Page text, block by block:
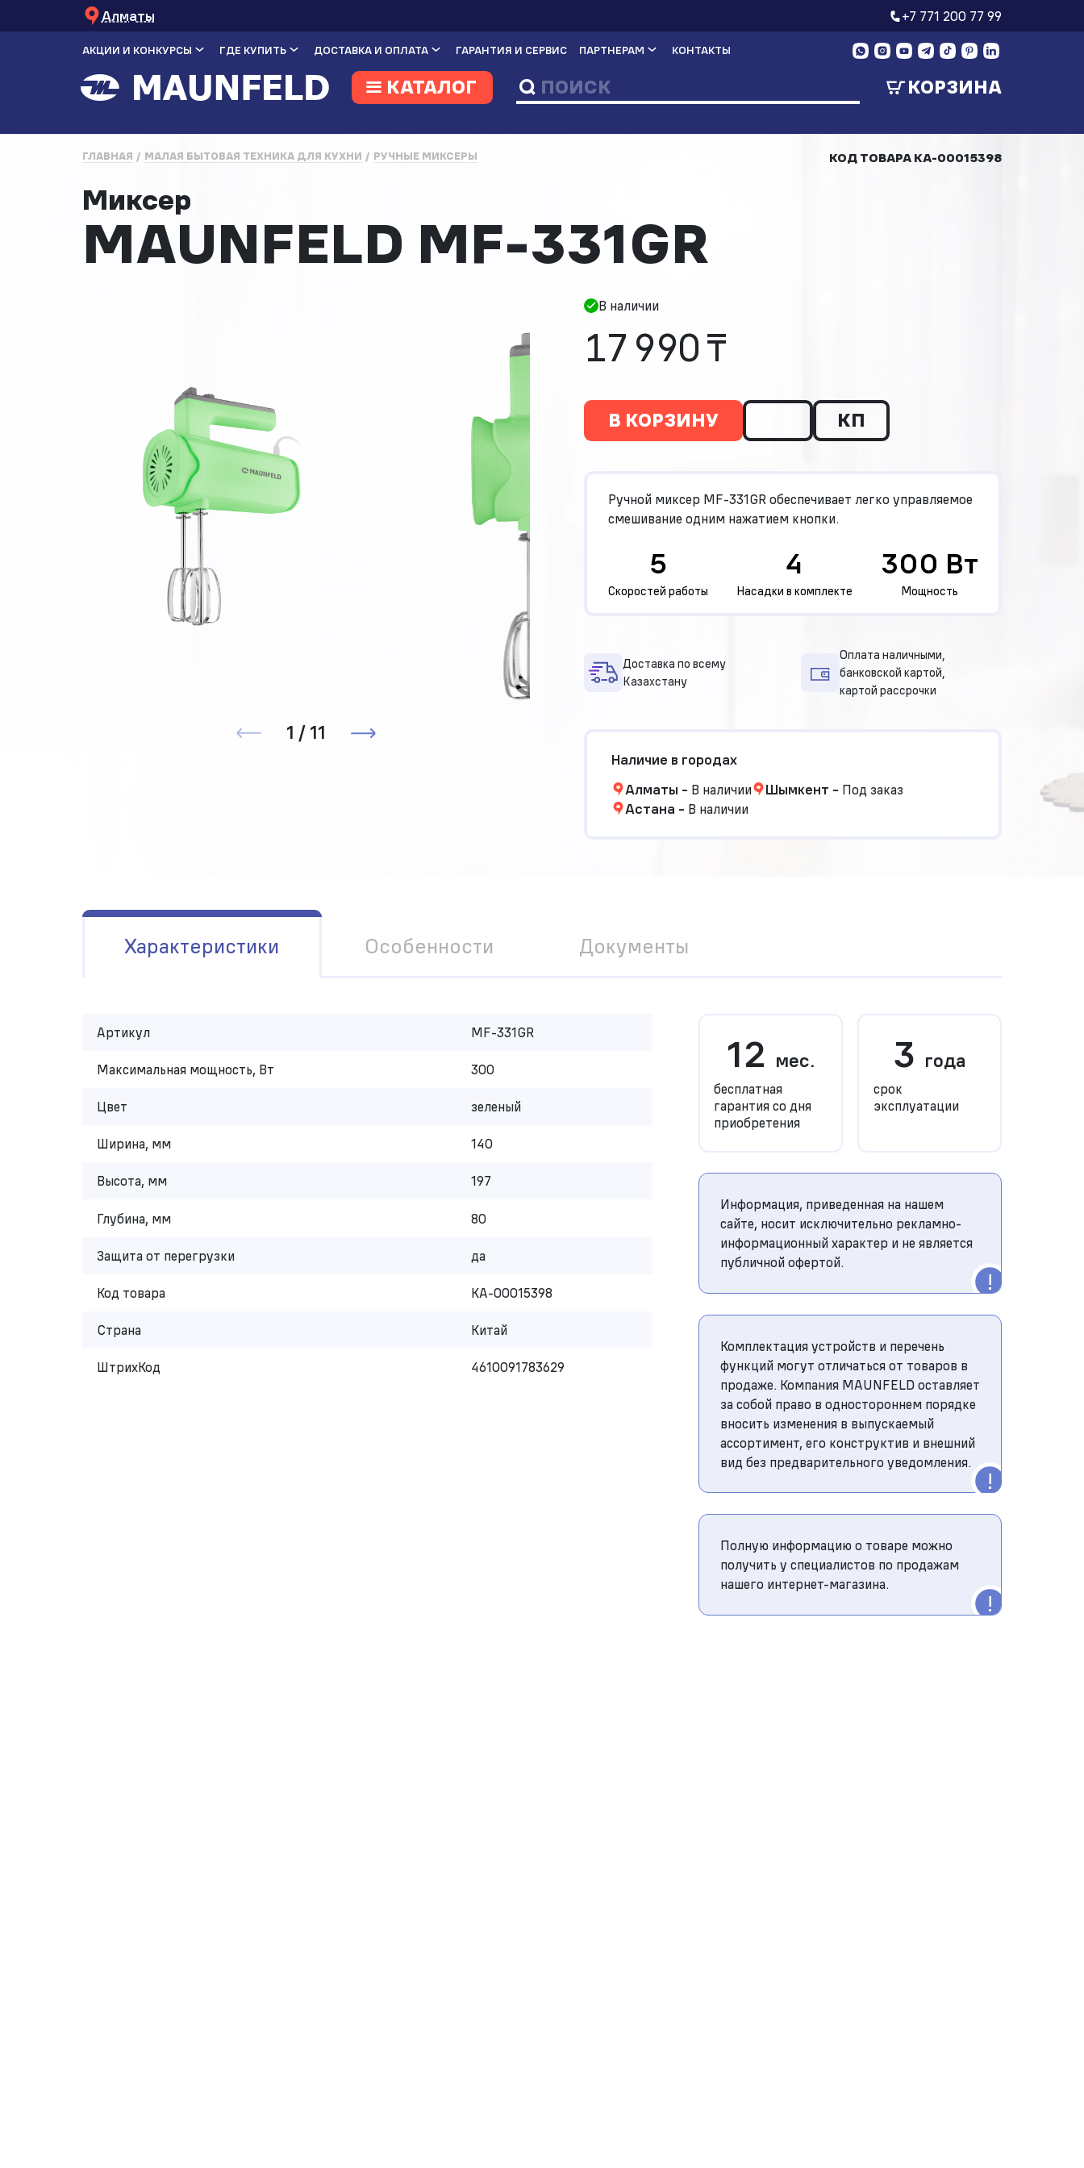
Алматы +7 771 200 77 99
АКЦИИ И КОНКУРСЫ ГДЕ КУПИТЬ ДОСТАВКА И ОПЛАТА ГАРАНТИЯ И СЕРВИС ПАРТНЕРАМ КОНТАКТЫ
КАТАЛОГ КОРЗИНА
ГЛАВНАЯ МАЛАЯ БЫТОВАЯ ТЕХНИКА ДЛЯ КУХНИ РУЧНЫЕ МИКСЕРЫ КОД ТОВАРА КА-00015398
Миксер
MAUNFELD MF-331GR
1 / 11
В наличии
17 990 ₸
В КОРЗИНУ КП
Ручной миксер MF-331GR обеспечивает легко управляемое
смешивание одним нажатием кнопки.
5
Скоростей работы
4
Насадки в комплекте
300 Вт
Мощность
Доставка по всему
Казахстану
Оплата наличными,
банковской картой,
картой рассрочки
Наличие в городах
Алматы - В наличии Шымкент - Под заказ
Астана - В наличии
Характеристики Особенности Документы
Артикул MF-331GR
Максимальная мощность, Вт 300
Цвет зеленый
Ширина, мм 140
Высота, мм 197
Глубина, мм 80
Защита от перегрузки да
Код товара КА-00015398
Страна Китай
ШтрихКод 4610091783629
12 мес.
бесплатная
гарантия со дня
приобретения
3 года
срок
эксплуатации
Информация, приведенная на нашем
сайте, носит исключительно рекламно-
информационный характер и не является
публичной офертой.
Комплектация устройств и перечень
функций могут отличаться от товаров в
продаже. Компания MAUNFELD оставляет
за собой право в одностороннем порядке
вносить изменения в выпускаемый
ассортимент, его конструктив и внешний
вид без предварительного уведомления.
Полную информацию о товаре можно
получить у специалистов по продажам
нашего интернет-магазина.